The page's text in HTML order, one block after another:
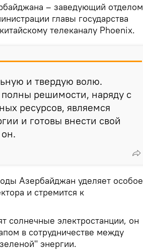
– заведующий отделом
главы государства
телеканалу Phoenix.
и твердую волю.
решимости, наряду с
ресурсов, являемся
и готовы внести свой
Азербайджан уделяет особое
и стремится к
солнечные электростанции, он
в сотрудничестве между
энергии.